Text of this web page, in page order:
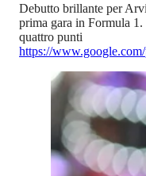
Debutto brillante per
prima gara in Formula
quattro punti
https://